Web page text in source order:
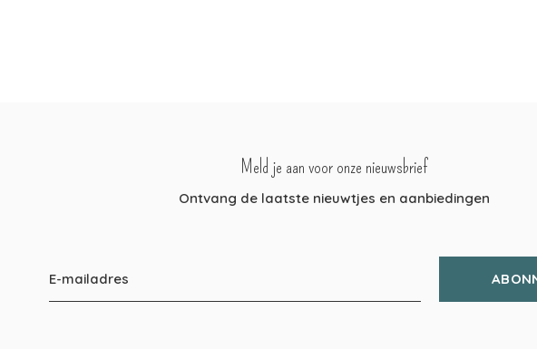
Meld je aan voor onze nieuwsbrief
Ontvang de laatste nieuwtjes en aanbiedingen